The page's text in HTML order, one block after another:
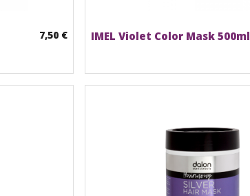
7,50 € IMEL Violet Color Mask 500ml